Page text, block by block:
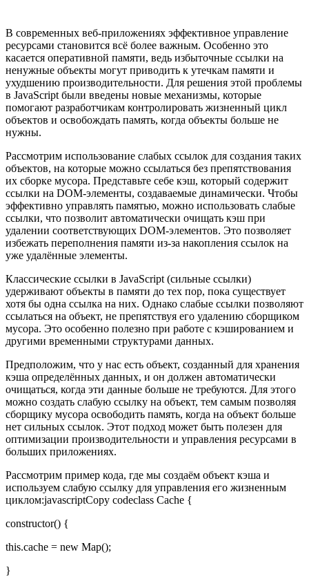
В современных веб-приложениях эффективное управление
ресурсами становится всё более важным. Особенно это
касается оперативной памяти, ведь избыточные ссылки на
ненужные объекты могут приводить к утечкам памяти и
ухудшению производительности. Для решения этой проблемы
в JavaScript были введены новые механизмы, которые
помогают разработчикам контролировать жизненный цикл
объектов и освобождать память, когда объекты больше не
нужны.
Рассмотрим использование слабых ссылок для создания таких
объектов, на которые можно ссылаться без препятствования
их сборке мусора. Представьте себе кэш, который содержит
ссылки на DOM-элементы, создаваемые динамически. Чтобы
эффективно управлять памятью, можно использовать слабые
ссылки, что позволит автоматически очищать кэш при
удалении соответствующих DOM-элементов. Это позволяет
избежать переполнения памяти из-за накопления ссылок на
уже удалённые элементы.
Классические ссылки в JavaScript (сильные ссылки)
удерживают объекты в памяти до тех пор, пока существует
хотя бы одна ссылка на них. Однако слабые ссылки позволяют
ссылаться на объект, не препятствуя его удалению сборщиком
мусора. Это особенно полезно при работе с кэшированием и
другими временными структурами данных.
Предположим, что у нас есть объект, созданный для хранения
кэша определённых данных, и он должен автоматически
очищаться, когда эти данные больше не требуются. Для этого
можно создать слабую ссылку на объект, тем самым позволяя
сборщику мусора освободить память, когда на объект больше
нет сильных ссылок. Этот подход может быть полезен для
оптимизации производительности и управления ресурсами в
больших приложениях.
Рассмотрим пример кода, где мы создаём объект кэша и
используем слабую ссылку для управления его жизненным
циклом:javascriptCopy codeclass Cache {
constructor() {
this.cache = new Map();
}